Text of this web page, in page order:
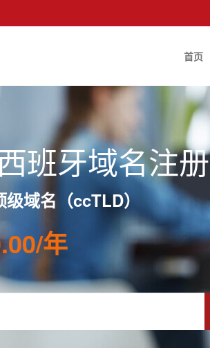
首页
班牙域名注册
级域名（ccTLD）
年